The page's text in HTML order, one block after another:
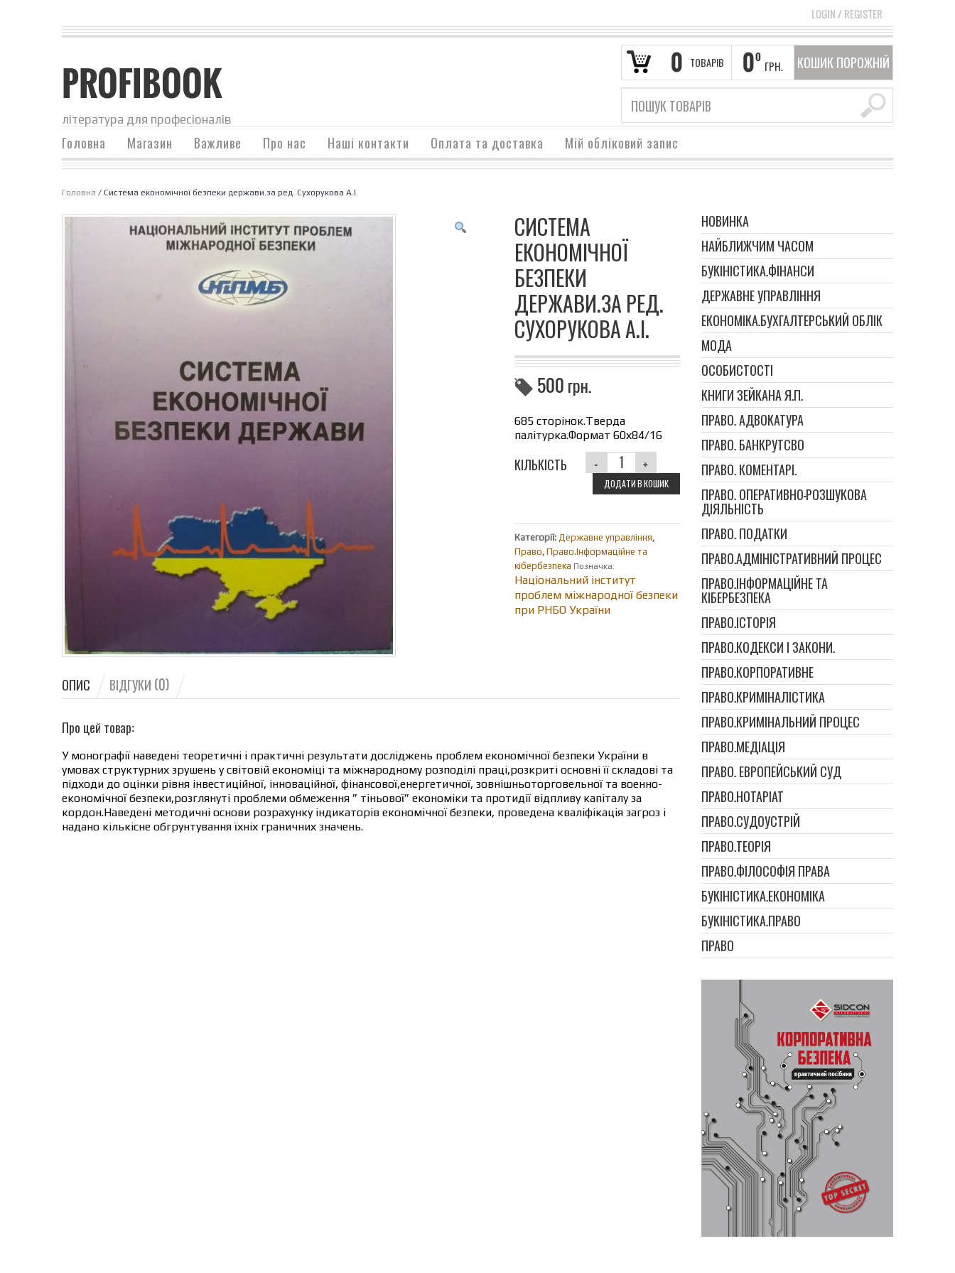
LOGIN/REGISTER
PROFIBOOK
література для професіоналів
0 ТОВАРІВ 00
ГРН. КОШИК ПОРОЖНІЙ
Головна Магазин Важливе Про нас Наші контакти Оплата та доставка Мій обліковий запис
Головна / Система економічної безпеки держави.за ред. Сухорукова А.І.
СИСТЕМА
ЕКОНОМІЧНОЇ
БЕЗПЕКИ
ДЕРЖАВИ.ЗА РЕД.
СУХОРУКОВА А.І.
500грн.
685 сторінок.Тверда
палітурка.Формат 60х84/16
КІЛЬКІСТЬ
ДОДАТИ В КОШИК
Категорії: Державне управління,
Право, Право.Інформаційне та
кібербезпека Позначка:
Національний інститут
проблем міжнародної безпеки
при РНБО України
ОПИС ВІДГУКИ (0)
Про цей товар:
У монографії наведені теоретичні і практичні результати досліджень проблем економічної безпеки України в
умовах структурних зрушень у світовій економіці та міжнародному розподілі праці,розкриті основні її складові та
підходи до оцінки рівня інвестиційної, інноваційної, фінансової,енергетичної, зовнішньоторговельної та военно-
економічної безпеки,розглянуті проблеми обмеження ” тіньової” економіки та протидії відпливу капіталу за
кордон.Наведені методичні основи розрахунку індикаторів економічної безпеки, проведена кваліфікація загроз і
надано кількісне обгрунтування їхніх граничних значень.
НОВИНКА
НАЙБЛИЖЧИМ ЧАСОМ
БУКІНІСТИКА.ФІНАНСИ
ДЕРЖАВНЕ УПРАВЛІННЯ
ЕКОНОМІКА.БУХГАЛТЕРСЬКИЙ ОБЛІК
МОДА
ОСОБИСТОСТІ
КНИГИ ЗЕЙКАНА Я.П.
ПРАВО. АДВОКАТУРА
ПРАВО. БАНКРУТСВО
ПРАВО. КОМЕНТАРІ.
ПРАВО. ОПЕРАТИВНО-РОЗШУКОВА
ДІЯЛЬНІСТЬ
ПРАВО. ПОДАТКИ
ПРАВО.АДМІНІСТРАТИВНИЙ ПРОЦЕС
ПРАВО.ІНФОРМАЦІЙНЕ ТА
КІБЕРБЕЗПЕКА
ПРАВО.ІСТОРІЯ
ПРАВО.КОДЕКСИ І ЗАКОНИ.
ПРАВО.КОРПОРАТИВНЕ
ПРАВО.КРИМІНАЛІСТИКА
ПРАВО.КРИМІНАЛЬНИЙ ПРОЦЕС
ПРАВО.МЕДІАЦІЯ
ПРАВО. ЕВРОПЕЙСЬКИЙ СУД
ПРАВО.НОТАРІАТ
ПРАВО.СУДОУСТРІЙ
ПРАВО.ТЕОРІЯ
ПРАВО.ФІЛОСОФІЯ ПРАВА
БУКІНІСТИКА.ЕКОНОМІКА
БУКІНІСТИКА.ПРАВО
ПРАВО